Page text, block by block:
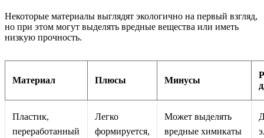
Некоторые материалы выглядят экологично на первый взгляд,
но при этом могут выделять вредные вещества или иметь
низкую прочность.
Материал Плюсы Минусы
Пластик,
переработанный
Легко
формируется,
Может выделять
вредные химикаты